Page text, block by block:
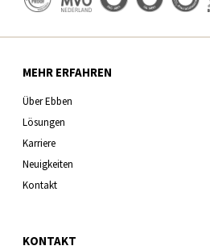
MEHR ERFAHREN
Über Ebben
Lösungen
Karriere
Neuigkeiten
Kontakt
KONTAKT